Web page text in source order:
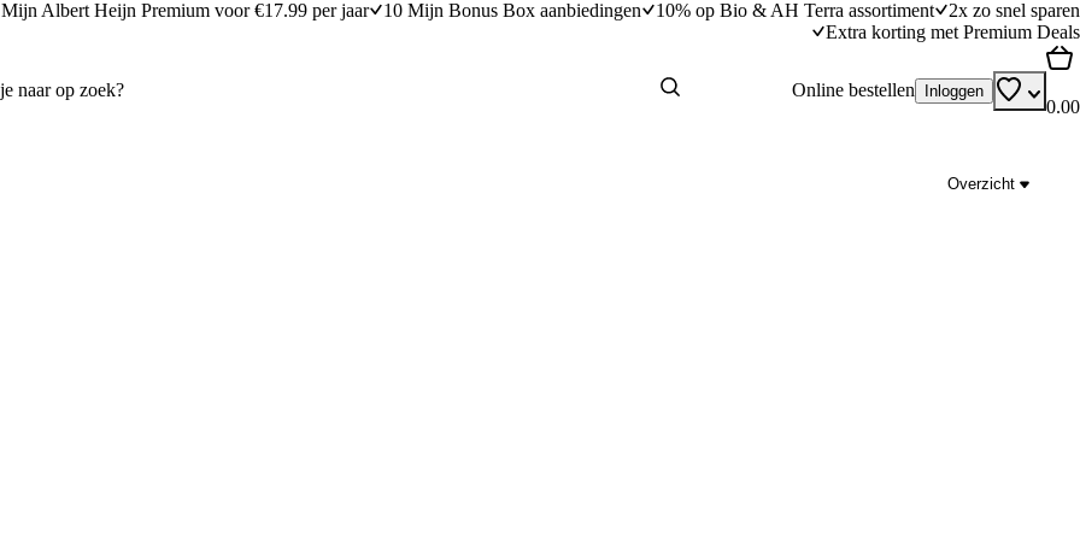
Mijn Albert Heijn Premium voor €17.99 per jaar 10 Mijn Bonus Box aanbiedingen 10% op Bio & AH Terra assortiment
2x zo snel sparen
Extra korting met Premium Deals
Online bestellen Inloggen
0.00
Overzicht